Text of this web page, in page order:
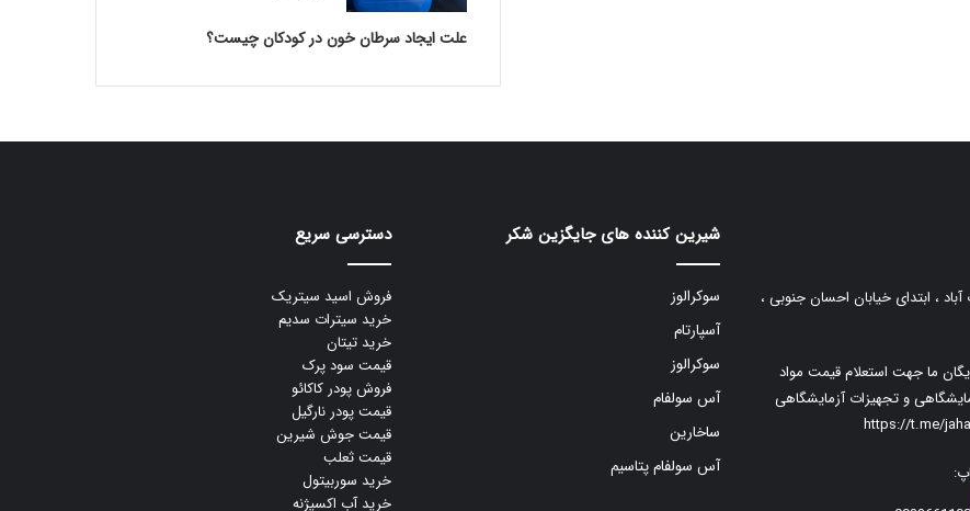
علت ایجاد سرطان خون در کودکان چیست؟
، ابتدای خیابان احسان جنوبی ،
ما جهت استعلام قیمت مواد
و تجهیزات آزمایشگاهی
https://t.me/
شیرین کننده های جایگزین شکر
سوکرالوز
آسپارتام
سوکرالوز
آس سولفام
ساخارین
آس سولفام پتاسیم
دسترسی سریع
فروش اسید سیتریک
خرید سیترات سدیم
خرید تیتان
قیمت سود پرک
فروش پودر کاکائو
قیمت پودر نارگیل
قیمت جوش شیرین
قیمت ثعلب
خرید سوربیتول
خرید آب اکسیژنه